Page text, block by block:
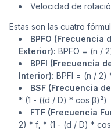
Velocidad de
Estas son las cuatro
BPFO (Frecuencia
Exterior): BPFO = (n /
BPFI (Frecuencia
Interior): BPFI = (n / 2)
BSF (Frecuencia
* (1 - ((d / D) * cos β)²)
FTF (Frecuencia
2) * fᵣ * (1 - (d / D) *